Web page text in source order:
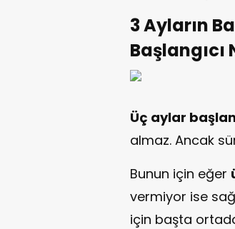
3 Ayların
Başlangıcı
Üç aylar
almaz. Ancak
Bunun için eğer
vermiyor ise
için başta